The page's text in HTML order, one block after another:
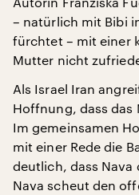
– natürlich mit Bibi
fürchtet – mit einer
Mutter nicht
Als Israel Iran
Hoffnung, dass das
Im gemeinsamen
mit einer Rede die
deutlich, dass Nava
Nava scheut den